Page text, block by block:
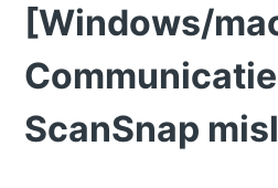
[Windows/
ScanSnap